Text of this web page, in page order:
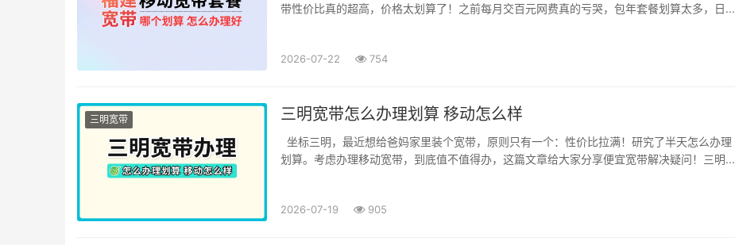
带性价比真的超高，价格太划算了！之前每月交百元网费真的亏哭，包年套餐划算太多，日...
2026-07-22 754
三明宽带 三明宽带怎么办理划算 移动怎么样
坐标三明，最近想给爸妈家里装个宽带，原则只有一个：性价比拉满！研究了半天怎么办理
划算。考虑办理移动宽带，到底值不值得办，这篇文章给大家分享便宜宽带解决疑问！三明...
2026-07-19 905